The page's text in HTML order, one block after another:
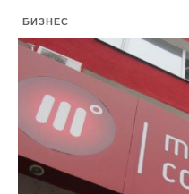
БИЗНЕС